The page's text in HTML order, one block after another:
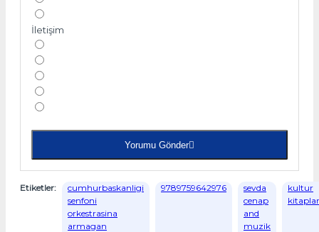
İletişim
Yorumu Gönder
Etiketler:
cumhurbaskanligi
senfoni
orkestrasina
armagan
9789759642976
sevda
cenap
and
muzik
kultur